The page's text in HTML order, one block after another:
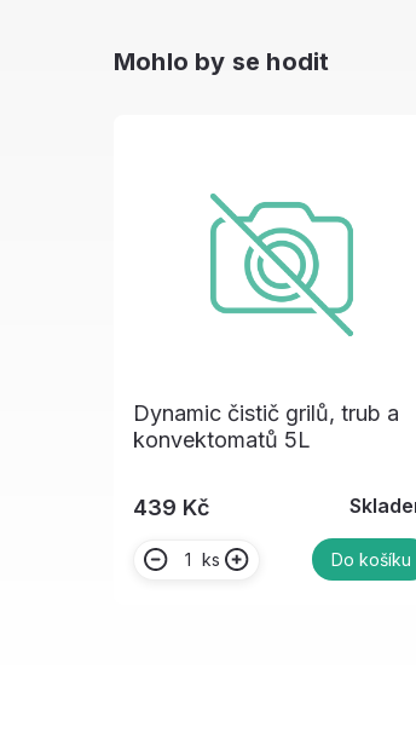
Mohlo by se hodit
Dynamic čistič grilů, trub a
konvektomatů 5L
439 Kč
ks Do košíku